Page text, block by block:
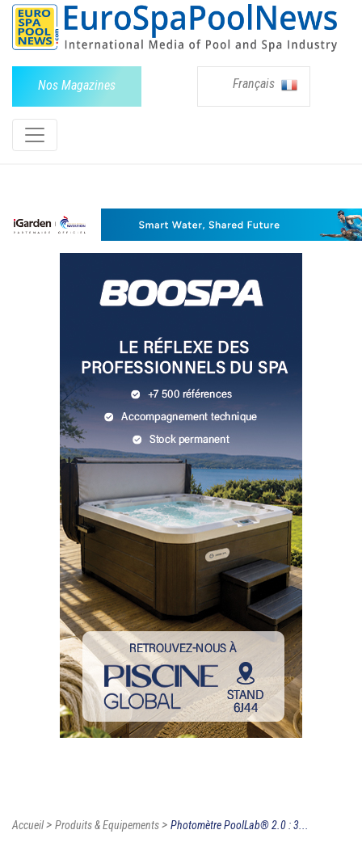
Nos Magazines Français
Accueil> Produits & Equipements> Photomètre PoolLab® 2.0 : 3...